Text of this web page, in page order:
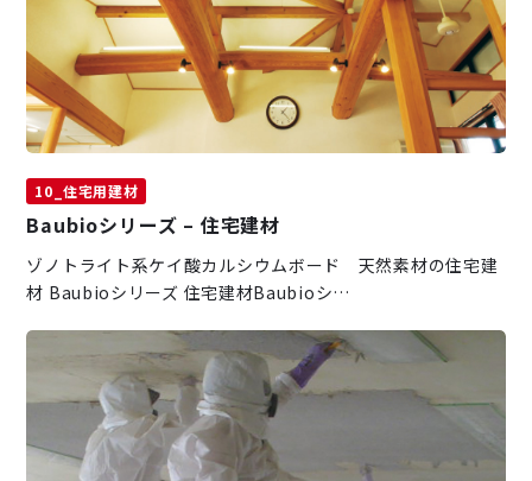
10_住宅用建材
Baubioシリーズ – 住宅建材
ゾノトライト系ケイ酸カルシウムボード 天然素材の住宅建
材 Baubioシリーズ 住宅建材Baubioシ…